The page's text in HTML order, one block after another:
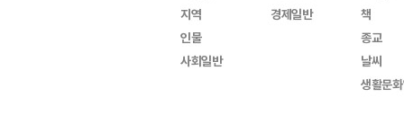
지역
인물
사회일반
경제일반
책
종교
날씨
생활문